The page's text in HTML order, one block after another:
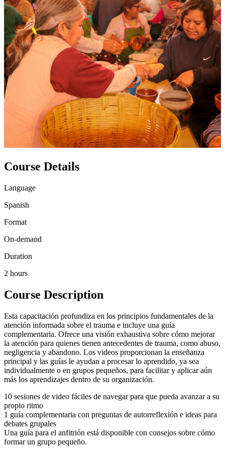
Course Details
Language
Spanish
Format
On-demand
Duration
2 hours
Course Description
Esta capacitación profundiza en los principios fundamentales de la
atención informada sobre el trauma e incluye una guía
complementaria. Ofrece una visión exhaustiva sobre cómo mejorar
la atención para quienes tienen antecedentes de trauma, como abuso,
negligencia y abandono. Los videos proporcionan la enseñanza
principal y las guías le ayudan a procesar lo aprendido, ya sea
individualmente o en grupos pequeños, para facilitar y aplicar aún
más los aprendizajes dentro de su organización.
10 sesiones de video fáciles de navegar para que pueda avanzar a su
propio ritmo
1 guía complementaria con preguntas de autorreflexión e ideas para
debates grupales
Una guía para el anfitrión está disponible con consejos sobre cómo
formar un grupo pequeño.